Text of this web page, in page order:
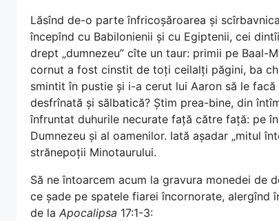
Lăsînd de-o parte înfricoșăroarea și
începînd cu Babilonienii și cu Egiptenii, cei
drept „dumnezeu” cîte un taur: primii pe Baal-
cornut a fost cinstit de toți ceilalți păgini, ba
smintit în pustie și i-a cerut lui Aaron să le
desfrînată și sălbatică? Știm prea-bine, din
înfruntat duhurile necurate față către față: pe
Dumnezeu și al oamenilor. Iată așadar „mitul
strănepoții Minotaurului.
Să ne întoarcem acum la gravura monedei de
ce șade pe spatele fiarei încornorate, alergînd
de la Apocalipsa 17:1-3: